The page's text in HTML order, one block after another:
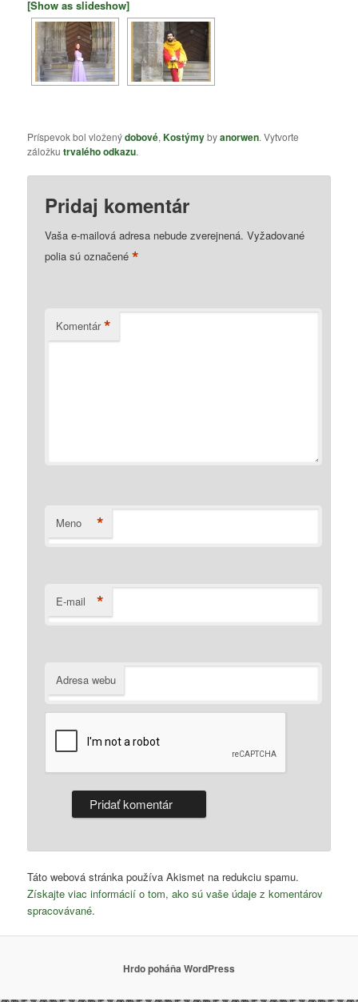
[Show as slideshow]
Príspevok bol vloženýdobové,Kostýmybyanorwen. Vytvorte
záložkutrvalého odkazu.
Pridaj komentár
Vaša e-mailová adresa nebude zverejnená. Vyžadované
polia sú označené*
Komentár *
Meno *
E-mail *
Adresa webu
Táto webová stránka používa Akismet na redukciu spamu.
Získajte viac informácií o tom, ako sú vaše údaje z komentárov
spracovávané.
Hrdo poháňa WordPress